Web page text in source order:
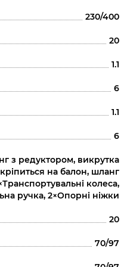
230/400
20
1.1
6
1.1
6
з редуктором, викрутка
на балон, шланг
колеса,
ручка, 2×Опорні ніжки
20
70/97